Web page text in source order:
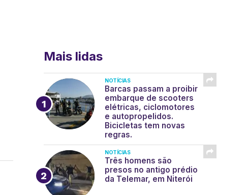
Mais lidas
NOTÍCIAS
Barcas passam a proibir
embarque de scooters
elétricas, ciclomotores
e autopropelidos.
Bicicletas tem novas
regras.
NOTÍCIAS
Três homens são
presos no antigo prédio
da Telemar, em Niterói